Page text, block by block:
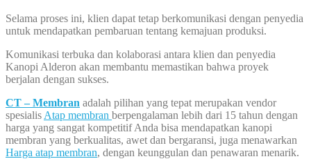
Selama proses ini, klien dapat tetap berkomunikasi dengan penyedia
untuk mendapatkan pembaruan tentang kemajuan produksi.
Komunikasi terbuka dan kolaborasi antara klien dan penyedia
Kanopi Alderon akan membantu memastikan bahwa proyek
berjalan dengan sukses.
CT – Membran adalah pilihan yang tepat merupakan vendor
spesialis Atap membran berpengalaman lebih dari 15 tahun dengan
harga yang sangat kompetitif Anda bisa mendapatkan kanopi
membran yang berkualitas, awet dan bergaransi, juga menawarkan
Harga atap membran, dengan keunggulan dan penawaran menarik.